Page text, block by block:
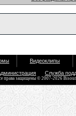
Видеоклипы
Служба
права защищены © 2007-2026